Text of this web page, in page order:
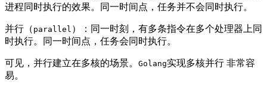
进程同时执行的效果。同一时间点，任务并不会同时执行。
并行（ parallel ）：同一时刻，有多条指令在多个处理器上同
时执行。同一时间点，任务会同时执行。
可见，并行建立在多核的场景。 Golang实现多核并行 非常容
易。